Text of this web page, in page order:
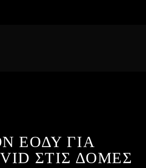
ΕΟΔΥ ΓΙΑ
ΣΤΙΣ ΔΟΜΕΣ